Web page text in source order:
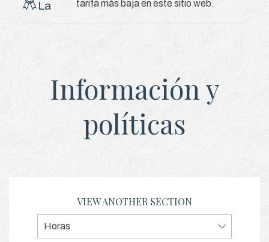
La tarifa más baja en este sitio web.
Información y
políticas
VIEW ANOTHER SECTION